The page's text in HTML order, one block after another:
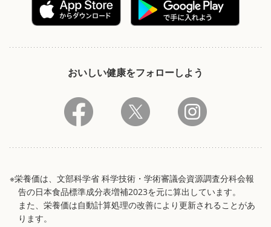
おいしい健康をフォローしよう
※栄養価は、文部科学省 科学技術・学術審議会資源調査分科会報
告の日本食品標準成分表増補2023を元に算出しています。
また、栄養価は自動計算処理の改善により更新されることがあ
ります。